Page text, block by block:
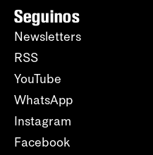
Seguinos
Newsletters
RSS
YouTube
WhatsApp
Instagram
Facebook